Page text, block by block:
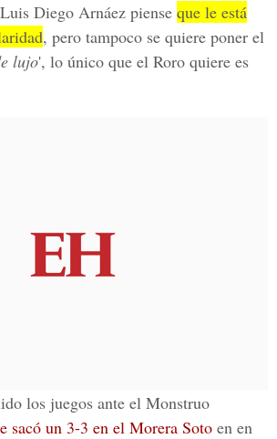
Luis Diego Arnáez piense que le está
, pero tampoco se quiere poner el
lujo', lo único que el Roro quiere es
los juegos ante el Monstruo
sacó un 3-3 en el Morera Soto en en